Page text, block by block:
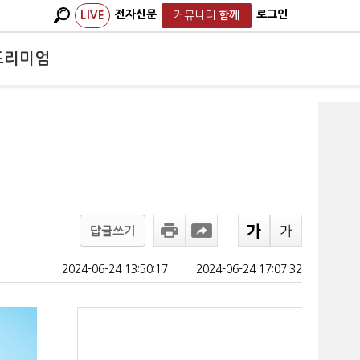
LIVE 전자신문 커뮤니티 함께 로그인
리미엄
답글쓰기
2024-06-24 13:50:17 2024-06-24 17:07:32